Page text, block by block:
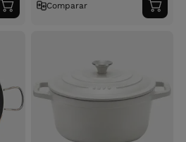
Adicionar
ao
Comparar
ao